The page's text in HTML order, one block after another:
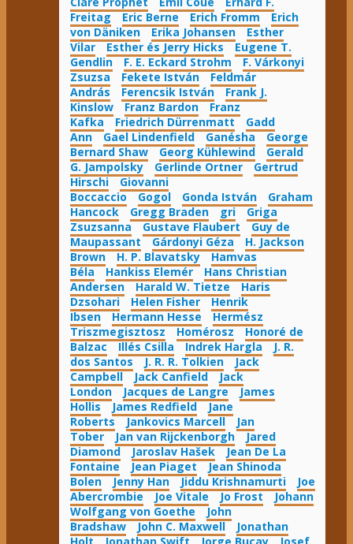
Freitag
Eric Berne Erich Fromm
Erich
von Däniken
Erika Johansen
Esther
Vilar
Esther és Jerry Hicks
Eugene T.
Gendlin
F. E. Eckard Strohm
F. Várkonyi
Zsuzsa
Fekete István
Feldmár
András
Ferencsik István
Frank J.
Kinslow
Franz Bardon
Franz
Kafka
Friedrich Dürrenmatt
Gadd
Ann
Gael Lindenfield Ganésha
George
Bernard Shaw
Georg Kühlewind
Gerald
G. Jampolsky
Gerlinde Ortner
Gertrud
Hirschi
Giovanni
Boccaccio
Gogol Gonda István
Graham
Hancock
Gregg Braden gri
Griga
Zsuzsanna
Gustave Flaubert
Guy de
Maupassant
Gárdonyi Géza
H. Jackson
Brown
H. P. Blavatsky
Hamvas
Béla
Hankiss Elemér
Hans Christian
Andersen
Harald W. Tietze
Haris
Dzsohari
Helen Fisher
Henrik
Ibsen
Hermann Hesse
Hermész
Triszmegisztosz
Homérosz
Honoré de
Balzac
Illés Csilla Indrek Hargla
J. R.
dos Santos
J. R. R. Tolkien
Jack
Campbell
Jack Canfield
Jack
London
Jacques de Langre
James
Hollis
James Redfield
Jane
Roberts
Jankovics Marcell
Jan
Tober
Jan van Rijckenborgh
Jared
Diamond
Jaroslav Hašek
Jean De La
Fontaine
Jean Piaget
Jean Shinoda
Bolen
Jenny Han Jiddu Krishnamurti
Joe
Abercrombie
Joe Vitale Jo Frost
Johann
Wolfgang von Goethe
John
Bradshaw
John C. Maxwell
Jonathan
Holt
Jonathan Swift Jorge Bucay
Josef